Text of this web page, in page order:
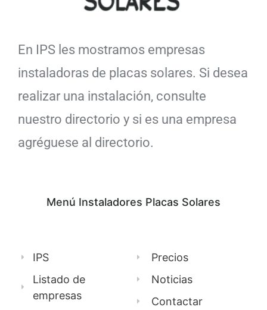
En IPS les mostramos empresas
instaladoras de placas solares. Si desea
realizar una instalación, consulte
nuestro directorio y si es una empresa
agréguese al directorio.
Menú Instaladores Placas Solares
IPS
Listado de
empresas
Precios
Noticias
Contactar